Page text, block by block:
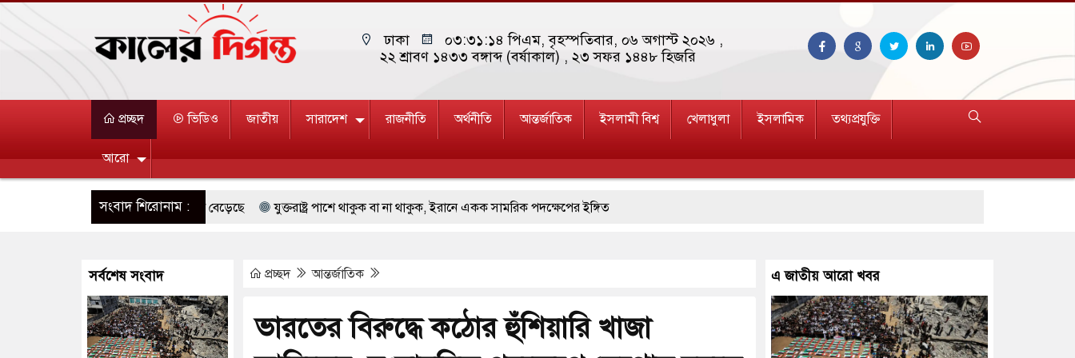
ঢাকা ০৩:৩১:১৫ পিএম, বৃহস্পতিবার, ০৬ অগাস্ট ২০২৬ ,
২২ শ্রাবণ ১৪৩৩ বঙ্গাব্দ (বর্ষাকাল) , ২৩ সফর ১৪৪৮ হিজরি
প্রচ্ছদ ভিডিও জাতীয় সারাদেশ রাজনীতি অর্থনীতি আন্তর্জাতিক ইসলামী বিশ্ব খেলাধুলা ইসলামিক তথ্যপ্রযুক্তি
আরো
সংবাদ শিরোনাম :
দক্ষিণ কোরিয়ার বন্দি ২৫ শতাংশ বেড়েছে যুক্তরাষ্ট্র পাশে থাকুক বা না থাকুক, ইরানে একক সামরিক পদক্ষেপের ইঙ্গিত
আবেদন, বরগুনার এসআইয়ের বিরুদ্ধে ব্যবস্থা নেওয়া জুলাই স্মৃতি জাদুঘর নতুন বাংলাদেশের পথচলার কেন্দ্র হবে: ড. ইউনূস
খাতে সৌদির বিনিয়োগের আহবান প্রধানমন্ত্রীর হাসপাতালে হামলায় ছাত্রদল ও ছাত্রলীগের আচরণ ইসরায়েলের মতো: সাদিক
ইসরায়েলীরা,হাতছাড়ার ঝুঁকিতে জরুরি বৈঠক জর্ডানের ভারী বৃষ্টি ও পাহাড়ি ঢলে ফুঁসে উঠেছে তিস্তা
প্রচ্ছদ আন্তর্জাতিক
ভারতের বিরুদ্ধে কঠোর হুঁশিয়ারি খাজা
সর্বশেষ সংবাদ এ জাতীয় আরো খবর